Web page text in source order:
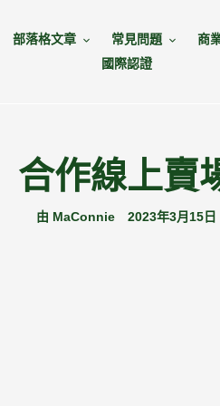
部落格文章 常見問題 商
國際認證
合作線上賣
由 MaConnie 2023年3月15日